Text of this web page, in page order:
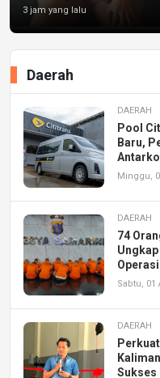
3 jam yang lalu
Daerah
DAERAH
Pool
Baru,
Minggu,
DAERAH
74
Sabtu, 01
DAERAH
Sukses